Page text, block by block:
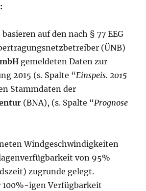
auf den nach § 77 EEG
(ÜNB)
gemeldeten Daten zur
2015 (s. Spalte “Einspeis. 2015
Stammdaten der
(BNA), (s. Spalte “Prognose
Windgeschwindigkeiten
von 95%
zugrunde gelegt.
100%-igen Verfügbarkeit